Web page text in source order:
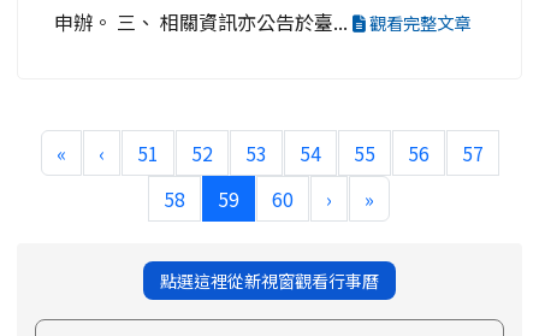
申辦。 三、 相關資訊亦公告於臺...
觀看完整文章
« ‹ 51 52 53 54 55 56
57
58
59(current)
60 › »
點選這裡從新視窗觀看行事曆